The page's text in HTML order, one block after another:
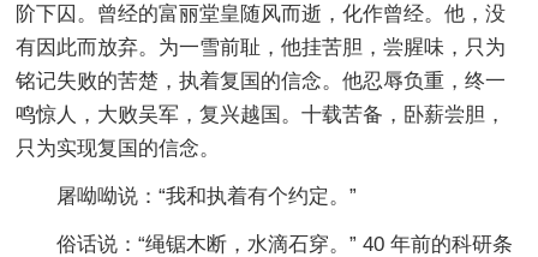
阶下囚。曾经的富丽堂皇随风而逝，化作曾经。他，没
有因此而放弃。为一雪前耻，他挂苦胆，尝腥味，只为
铭记失败的苦楚，执着复国的信念。他忍辱负重，终一
鸣惊人，大败吴军，复兴越国。十载苦备，卧薪尝胆，
只为实现复国的信念。
屠呦呦说：“我和执着有个约定。”
俗话说：“绳锯木断，水滴石穿。” 40 年前的科研条